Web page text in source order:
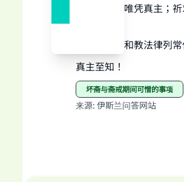
一切顺利，唯凭真主；
《学术研究和教法律列
真主至知！
坏斋与斋戒期间可憎的事项
来源: 伊斯兰问答网站
"A person